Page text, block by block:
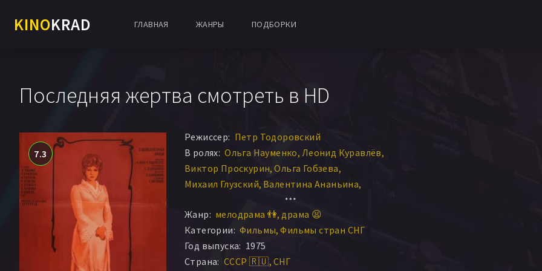
KINOKRAD ГЛАВНАЯ ЖАНРЫ ПОДБОРКИ
Последняя жертва смотреть в HD
7.3
Режиссер: Петр Тодоровский
В ролях: Ольга Науменко Леонид Куравлёв
Виктор Проскурин Ольга Гобзева
Михаил Глузский Валентина Ананьина
Олег Стриженов
Владимир Кенигсон Клара Белова
Сергей Курилов Павел Винник
Лионелла Пырьева
Анатолий Обухов Валерий Филатов
Жанр: мелодрама 👫 драма 😫
Категории: Фильмы Фильмы стран СНГ
Год выпуска: 1975
Страна: СССР 🇷🇺 СНГ